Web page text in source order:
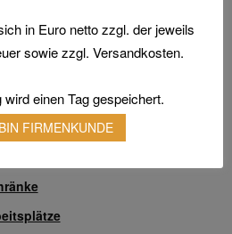
in Euro netto zzgl. der jeweils
sowie zzgl. Versandkosten.
einen Tag gespeichert.
FIRMENKUNDE